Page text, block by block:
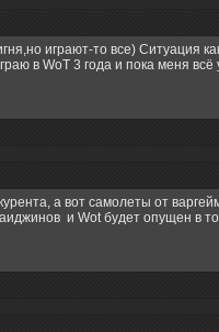
играют-то все) Ситуация
в WoT 3 года и пока меня всё
а вот самолеты от
и Wot будет опущен в